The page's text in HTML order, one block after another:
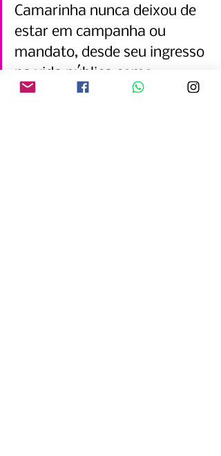
Camarinha nunca deixou de
estar em campanha ou
mandato, desde seu ingresso
na vida pública como
vereador em Marília, pela 10ª